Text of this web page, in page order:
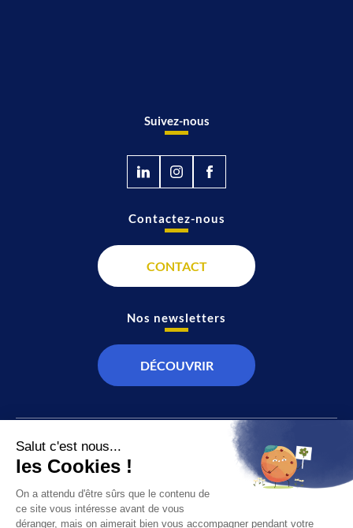
Suivez-nous
JT
ÉCONOMIE
À propos de nous
Recevoir la chaîne
Contactez-nous
CONTACT
Nos newsletters
DÉCOUVRIR